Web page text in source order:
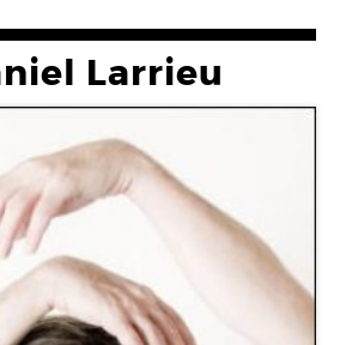
Larrieu